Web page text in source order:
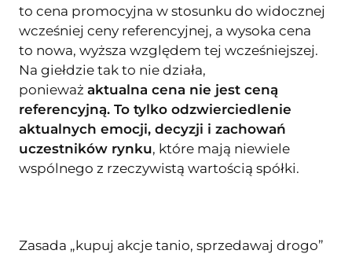
to cena promocyjna w stosunku do widocznej
wcześniej ceny referencyjnej, a wysoka cena
to nowa, wyższa względem tej wcześniejszej.
Na giełdzie tak to nie działa,
ponieważ aktualna cena nie jest ceną
referencyjną. To tylko odzwierciedlenie
aktualnych emocji, decyzji i zachowań
uczestników rynku, które mają niewiele
wspólnego z rzeczywistą wartością spółki.
Zasada „kupuj akcje tanio, sprzedawaj drogo”